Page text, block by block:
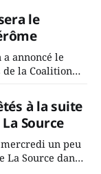
dans 2
lesle
annoncé le
la Coalition
qu'il
à la suite
Source
un peu
Source dans